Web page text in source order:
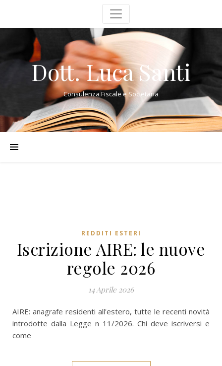
Dott. Luca Santi
Consulenza Fiscale e Societaria
REDDITI ESTERI
Iscrizione AIRE: le nuove
regole 2026
14 Aprile 2026
AIRE: anagrafe residenti all'estero, tutte le recenti novità
introdotte dalla Legge n 11/2026. Chi deve iscriversi e
come